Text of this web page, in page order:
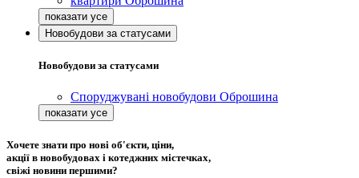
Новобудови за статусами
Новобудови за статусами
Споруджувані новобудови Оброшина
Хочете знати про нові об'єкти, ціни,
акції в новобудовах і котеджних містечках,
свіжі новини першими?